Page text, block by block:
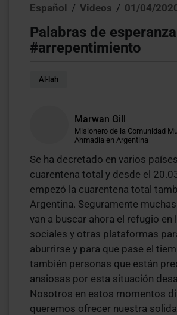
Español / Videos / 01/04/
Palabras de
#arrepentimiento
Al-lah
Marwan Gill
Misionero de la Comunidad
Ahmadía en Argentina
Se ha decretado en varios
cuarentena total y desde el
empezó la cuarentena total
Argentina. Seguramente
van a buscar ahora el refugio en
sociales y otras plataformas
aburrirse y para que pase el
también personas que están
ansiosas por esta situación
Nosotros en estos momentos
queremos ofrecer nuestra